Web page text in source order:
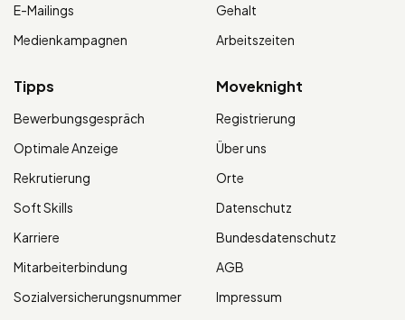
E-Mailings
Medienkampagnen
Gehalt
Arbeitszeiten
Tipps
Bewerbungsgespräch
Optimale Anzeige
Rekrutierung
Soft Skills
Karriere
Mitarbeiterbindung
Sozialversicherungsnummer
Moveknight
Registrierung
Über uns
Orte
Datenschutz
Bundesdatenschutz
AGB
Impressum